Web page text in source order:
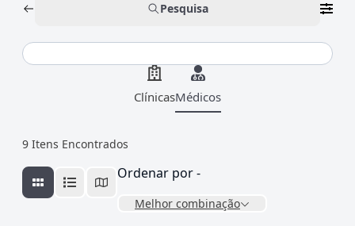
Pesquisa
ClínicasMédicos
9 Itens Encontrados
Ordenar por -
Melhor combinação